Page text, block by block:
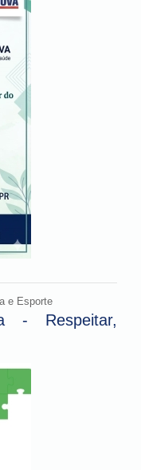
e Esporte
- Respeitar,